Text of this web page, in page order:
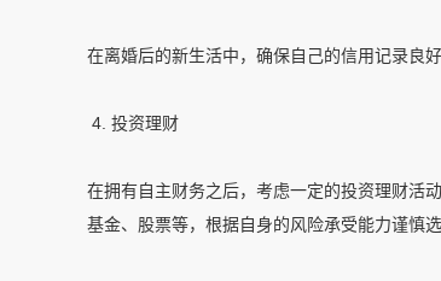
在离婚后的新生活中，确保自己的信用记录良
4. 投资理财
在拥有自主财务之后，考虑一定的投资理财活
基金、股票等，根据自身的风险承受能力谨慎选